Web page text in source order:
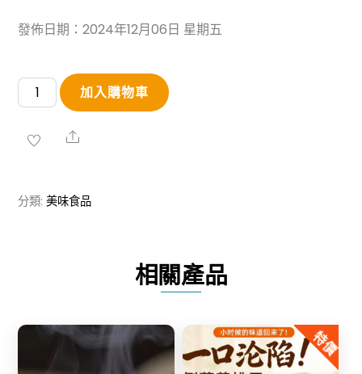
發佈日期：2024年12月06日 星期五
本
大
豉
加入購物車
Share
分類:美味食品
相關產品
特價